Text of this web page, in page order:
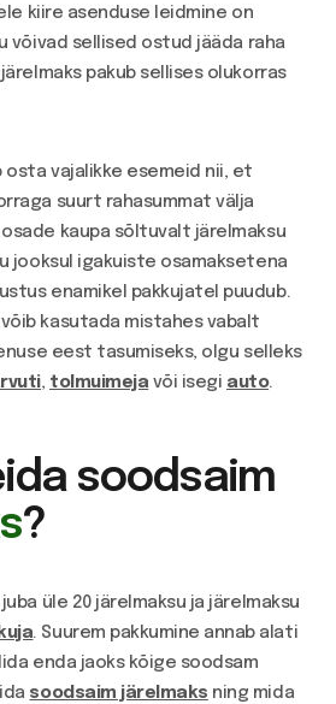
kiire asenduse leidmine on
võivad sellised ostud jääda raha
pakub sellises olukorras
osta vajalikke esemeid nii, et
suurt rahasummat välja
osade kaupa sõltuvalt järelmaksu
jooksul igakuiste osamaksetena
enamikel pakkujatel puudub.
kasutada mistahes vabalt
eest tasumiseks, olgu selleks
, tolmuimejavõi isegi auto.
soodsaim
?
üle 20 järelmaksu ja järelmaksu
. Suurem pakkumine annab alati
enda jaoks kõige soodsam
soodsaim järelmaks ning mida